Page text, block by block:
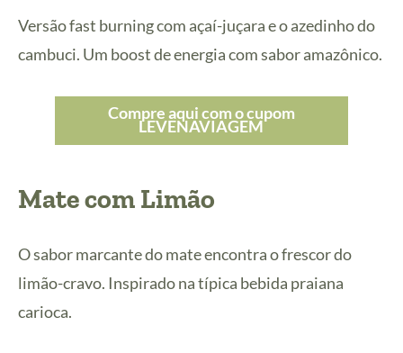
Versão fast burning com açaí-juçara e o azedinho do
cambuci. Um boost de energia com sabor amazônico.
Compre aqui com o cupom
LEVENAVIAGEM
Mate com Limão
O sabor marcante do mate encontra o frescor do
limão-cravo. Inspirado na típica bebida praiana
carioca.